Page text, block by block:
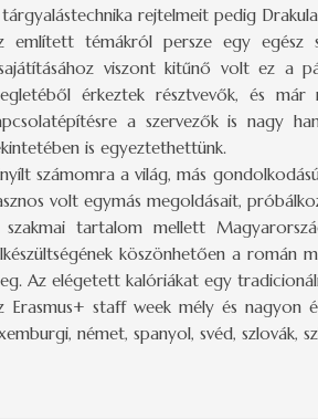
rejtelmeit pedig
említett témákról persze egy egész
viszont kitűnő volt ez a
érkeztek résztvevők, és
a szervezők is nagy
is egyeztethettünk.
számomra a világ, más
volt egymás megoldásait,
tartalom mellett
köszönhetően a román
Az elégetett kalóriákat egy
Erasmus+ staff week mély és nagyon
német, spanyol, svéd, szlovák,